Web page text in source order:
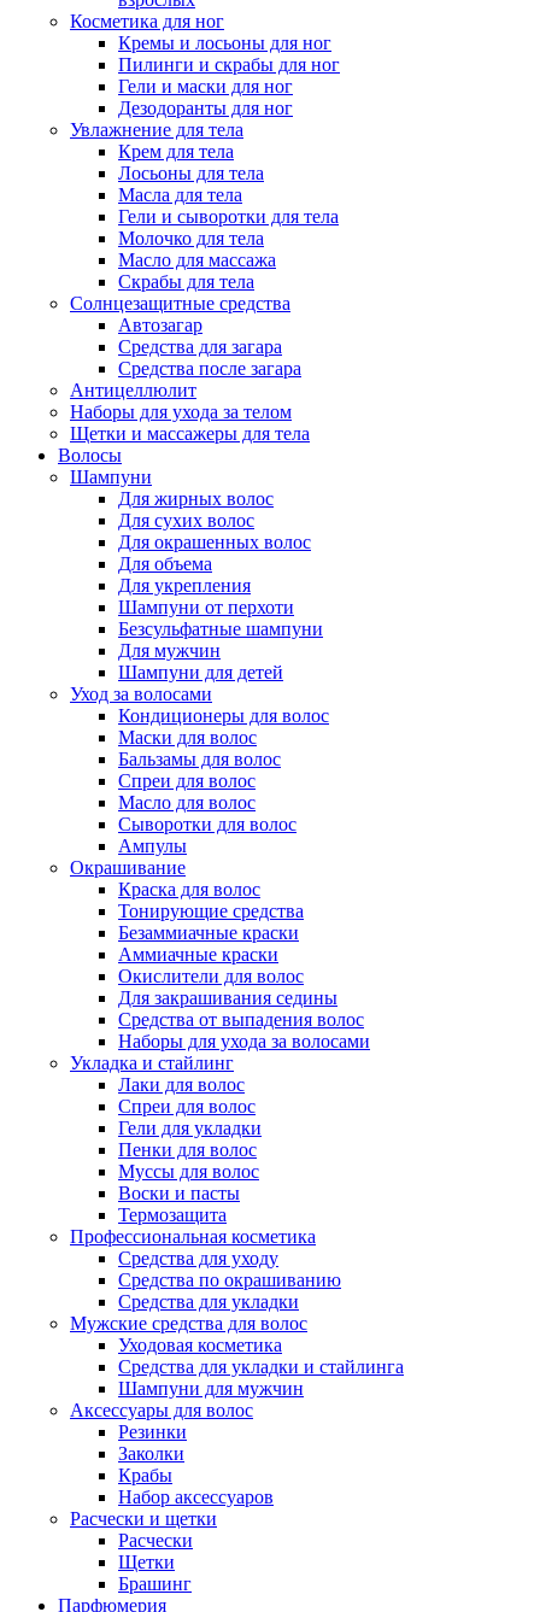
Косметика для ног
Кремы и лосьоны для ног
Пилинги и скрабы для ног
Гели и маски для ног
Дезодоранты для ног
Увлажнение для тела
Крем для тела
Лосьоны для тела
Масла для тела
Гели и сыворотки для тела
Молочко для тела
Масло для массажа
Скрабы для тела
Солнцезащитные средства
Автозагар
Средства для загара
Средства после загара
Антицеллюлит
Наборы для ухода за телом
Щетки и массажеры для тела
Волосы
Шампуни
Для жирных волос
Для сухих волос
Для окрашенных волос
Для объема
Для укрепления
Шампуни от перхоти
Безсульфатные шампуни
Для мужчин
Шампуни для детей
Уход за волосами
Кондиционеры для волос
Маски для волос
Бальзамы для волос
Спреи для волос
Масло для волос
Сыворотки для волос
Ампулы
Окрашивание
Краска для волос
Тонирующие средства
Безаммиачные краски
Аммиачные краски
Окислители для волос
Для закрашивания седины
Средства от выпадения волос
Наборы для ухода за волосами
Укладка и стайлинг
Лаки для волос
Спреи для волос
Гели для укладки
Пенки для волос
Муссы для волос
Воски и пасты
Термозащита
Профессиональная косметика
Средства для уходу
Средства по окрашиванию
Средства для укладки
Мужские средства для волос
Уходовая косметика
Средства для укладки и стайлинга
Шампуни для мужчин
Аксессуары для волос
Резинки
Заколки
Крабы
Набор аксессуаров
Расчески и щетки
Расчески
Щетки
Брашинг
Парфюмерия